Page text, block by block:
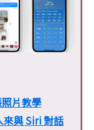
片教學
來與 Siri 對話